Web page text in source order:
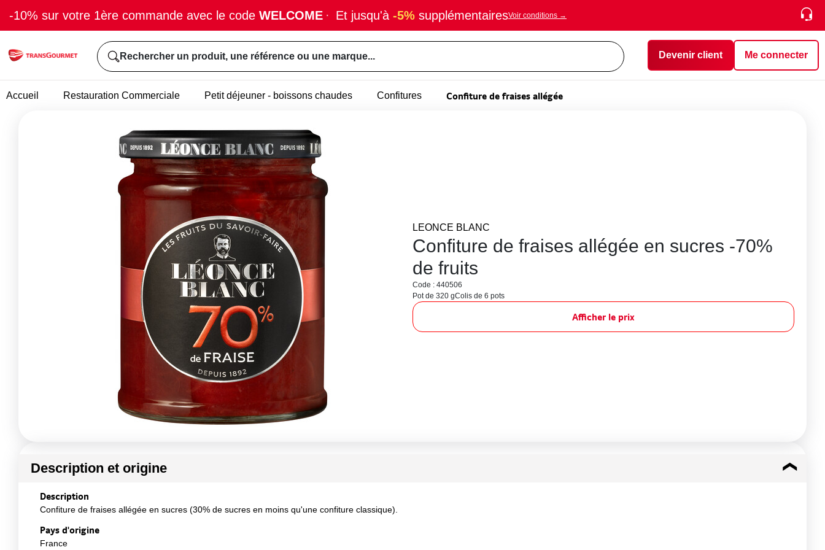
-10% sur votre 1ère commande avec le code WELCOME · Et jusqu'à -5% supplémentairesVoir conditions →
Rechercher un produit, une référence ou une marque... Devenir client Me connecter
Accueil Restauration Commerciale Petit déjeuner - boissons chaudes Confitures Confiture de fraises allégée
LEONCE BLANC
Confiture de fraises allégée en sucres -70%
de fruits
Code : 440506
Pot de 320 gColis de 6 pots
Afficher le prix
Description et origine
Description
Confiture de fraises allégée en sucres (30% de sucres en moins qu'une confiture classique).
Pays d'origine
France